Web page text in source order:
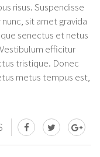
risus. Suspendisse
sit amet gravida
senectus et netus
efficitur
tristique. Donec
metus tempus est,